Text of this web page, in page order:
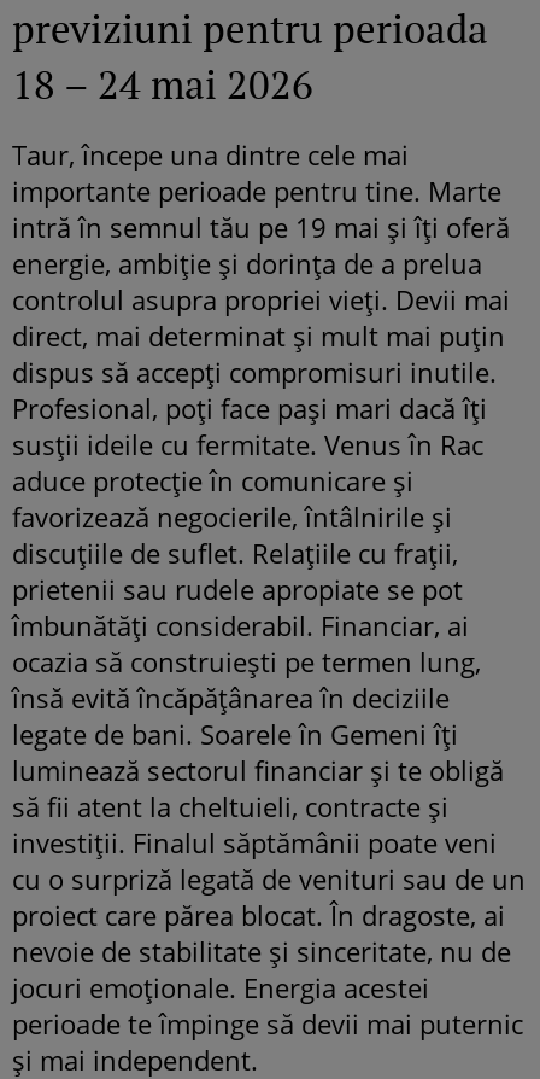
previziuni pentru perioada
18 – 24 mai 2026
Taur, începe una dintre cele mai
importante perioade pentru tine. Marte
intră în semnul tău pe 19 mai și îți oferă
energie, ambiție și dorința de a prelua
controlul asupra propriei vieți. Devii mai
direct, mai determinat și mult mai puțin
dispus să accepți compromisuri inutile.
Profesional, poți face pași mari dacă îți
susții ideile cu fermitate. Venus în Rac
aduce protecție în comunicare și
favorizează negocierile, întâlnirile și
discuțiile de suflet. Relațiile cu frații,
prietenii sau rudele apropiate se pot
îmbunătăți considerabil. Financiar, ai
ocazia să construiești pe termen lung,
însă evită încăpățânarea în deciziile
legate de bani. Soarele în Gemeni îți
luminează sectorul financiar și te obligă
să fii atent la cheltuieli, contracte și
investiții. Finalul săptămânii poate veni
cu o surpriză legată de venituri sau de un
proiect care părea blocat. În dragoste, ai
nevoie de stabilitate și sinceritate, nu de
jocuri emoționale. Energia acestei
perioade te împinge să devii mai puternic
și mai independent.